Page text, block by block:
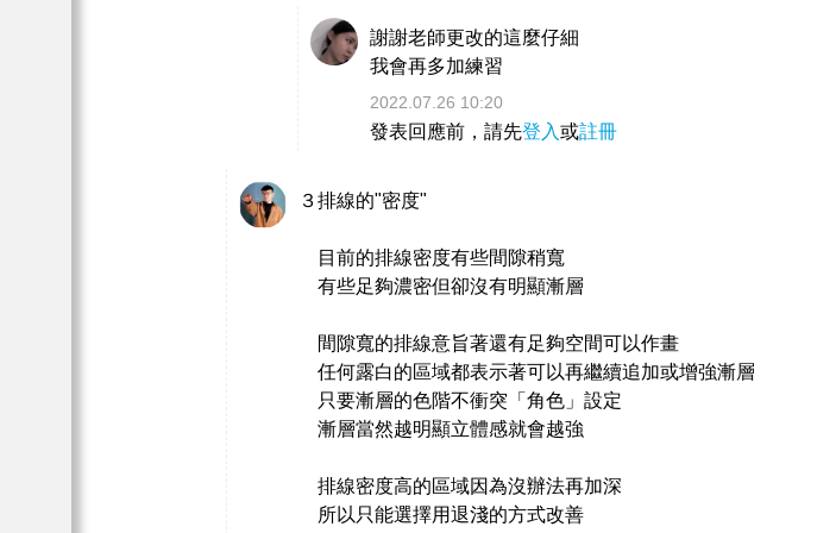
謝謝老師更改的這麼仔細
我會再多加練習
2022.07.26 10:20
發表回應前，請先登入或註冊
３排線的"密度"
目前的排線密度有些間隙稍寬
有些足夠濃密但卻沒有明顯漸層
間隙寬的排線意旨著還有足夠空間可以作畫
任何露白的區域都表示著可以再繼續追加或增強漸層
只要漸層的色階不衝突「角色」設定
漸層當然越明顯立體感就會越強
排線密度高的區域因為沒辦法再加深
所以只能選擇用退淺的方式改善